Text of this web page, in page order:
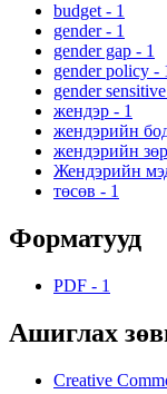
budget - 1
gender - 1
gender gap - 1
gender policy -
gender
жендэр - 1
жендэрийн
жендэрийн
Жендэрийн
төсөв - 1
Форматууд
PDF - 1
Ашиглах
Creative